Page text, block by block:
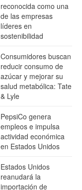
reconocida como una
de las empresas
líderes en
sostenibilidad
Consumidores buscan
reducir consumo de
azúcar y mejorar su
salud metabólica: Tate
& Lyle
PepsiCo genera
empleos e impulsa
actividad económica
en Estados Unidos
Estados Unidos
reanudará la
importación de